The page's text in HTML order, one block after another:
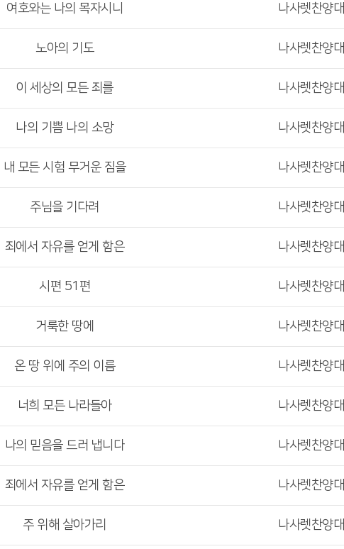
여호와는 나의 목자시니 나사렛찬양대
노아의 기도 나사렛찬양대
이 세상의 모든 죄를 나사렛찬양대
나의 기쁨 나의 소망 나사렛찬양대
내 모든 시험 무거운 짐을 나사렛찬양대
주님을 기다려 나사렛찬양대
죄에서 자유를 얻게 함은 나사렛찬양대
시편 51편 나사렛찬양대
거룩한 땅에 나사렛찬양대
온 땅 위에 주의 이름 나사렛찬양대
너희 모든 나라들아 나사렛찬양대
나의 믿음을 드러 냅니다 나사렛찬양대
죄에서 자유를 얻게 함은 나사렛찬양대
주 위해 살아가리 나사렛찬양대